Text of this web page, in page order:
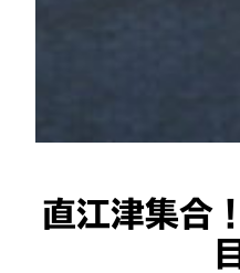
直江津集